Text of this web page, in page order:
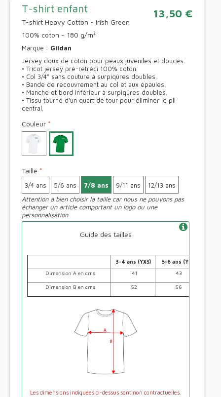
T-shirt enfant 13,50 €
T-shirt Heavy Cotton - Irish Green
100% coton - 180 g/m²
Marque : Gildan
Jersey doux de coton pour peaux juvéniles et douces.
• Tricot jersey pré-rétréci 100% coton.
• Col 3/4" sans couture à surpiqûres doubles.
• Bande de recouvrement au col et aux épaules.
• Manche et bord inférieur à surpiqûres doubles.
• Tissu tourné d'un quart de tour pour éliminer le pli
central.
Couleur *
Taille *
3/4 ans 5/6 ans 7/8 ans 9/11 ans
12/13 ans
Attention à bien choisir la taille car nous ne pouvons pas
échanger un article comportant un logo ou une
personnalisation
Guide des tailles
3-4 ans (YXS) 5-6 ans (YS)
Dimension A en cms
41 43
Dimension B en cms 52 56
Les dimensions indiquées ci-dessus sont non contractuelles.